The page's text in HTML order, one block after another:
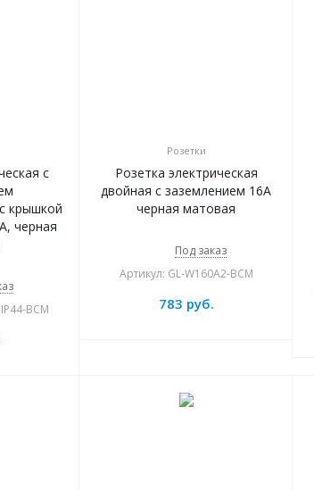
с
крышкой
черная
BCM
Розетки
Розетка электрическая
двойная с заземлением 16А
черная матовая
Под заказ
Артикул: GL-W160A2-BCM
783 руб.